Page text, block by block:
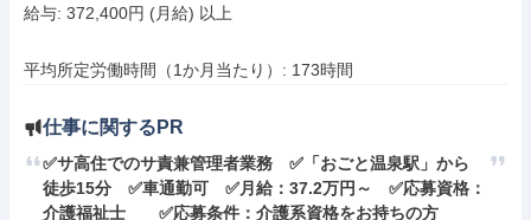
給与: 372,400円 (月給) 以上
平均所定労働時間（1か月当たり）: 173時間
仕事に関するPR
✅サ高住でのサ責兼管理者業務　✅「おごと温泉駅」から
徒歩15分　✅車通勤可　✅月給：37.2万円～　✅応募資格：
介護福祉士　　✅応募条件：介護系資格をお持ちの方